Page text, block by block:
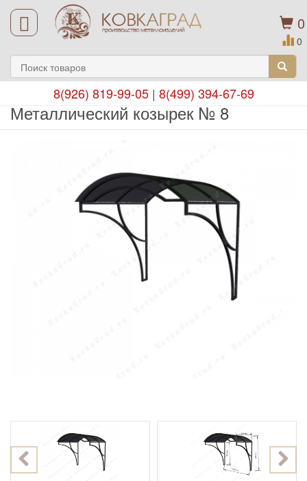
0
0
8(926) 819-99-05| 8(499) 394-67-69
Металлический козырек № 8